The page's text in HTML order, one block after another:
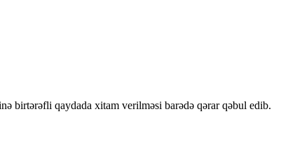
birtərəfli qaydada xitam verilməsi barədə qərar qəbul edib.